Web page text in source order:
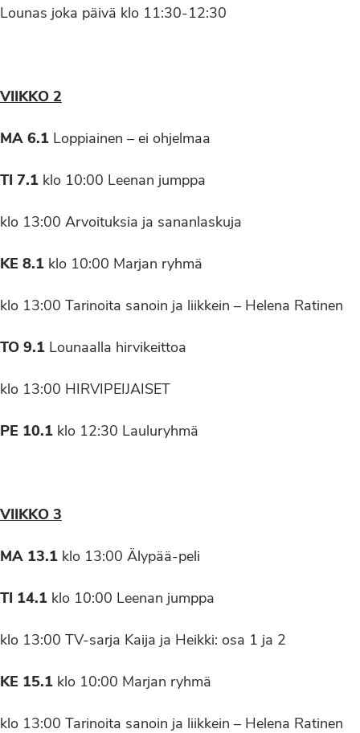
Lounas joka päivä klo 11:30-12:30
VIIKKO 2
MA 6.1 Loppiainen – ei ohjelmaa
TI 7.1 klo 10:00 Leenan jumppa
klo 13:00 Arvoituksia ja sananlaskuja
KE 8.1 klo 10:00 Marjan ryhmä
klo 13:00 Tarinoita sanoin ja liikkein – Helena Ratinen
TO 9.1 Lounaalla hirvikeittoa
klo 13:00 HIRVIPEIJAISET
PE 10.1 klo 12:30 Lauluryhmä
VIIKKO 3
MA 13.1 klo 13:00 Älypää-peli
TI 14.1 klo 10:00 Leenan jumppa
klo 13:00 TV-sarja Kaija ja Heikki: osa 1 ja 2
KE 15.1 klo 10:00 Marjan ryhmä
klo 13:00 Tarinoita sanoin ja liikkein – Helena Ratinen